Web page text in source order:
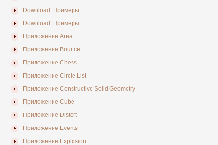
Download: Примеры
Download: Примеры
Приложение Area
Приложение Bounce
Приложение Chess
Приложение Circle List
Приложение Constructive Solid Geometry
Приложение Cube
Приложение Distort
Приложение Events
Приложение Explosion